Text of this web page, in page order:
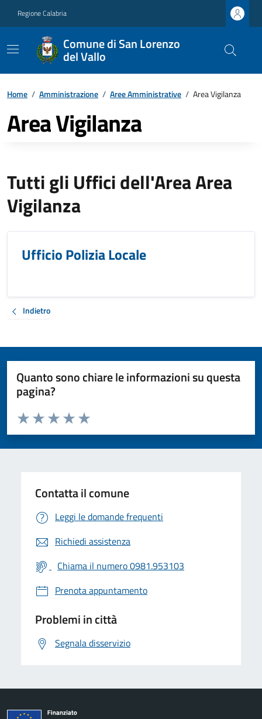
Regione Calabria
Comune di San Lorenzo
del Vallo
Home / Amministrazione / Aree Amministrative / Area Vigilanza
Area Vigilanza
Tutti gli Uffici dell'Area Area
Vigilanza
Ufficio Polizia Locale
Indietro
Quanto sono chiare le informazioni su questa
pagina?
Valuta da 1 a 5 stelle la pagina
Valuta 5 stelle su 5
Valuta 4 stelle su 5
Valuta 3 stelle su 5
Valuta 2 stelle su 5
Valuta 1 stelle su 5
Contatta il comune
Leggi le domande frequenti
Richiedi assistenza
Chiama il numero 0981.953103
Prenota appuntamento
Problemi in città
Segnala disservizio